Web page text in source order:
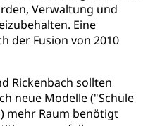
Verwaltung und
Eine
der Fusion von 2010
Rickenbach sollten
neue Modelle ("Schule
mehr Raum benötigt
Filmförderung
Verkehr
Bahnverkehr,
Verkehr
Luzern VVL